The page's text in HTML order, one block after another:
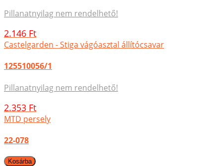
Pillanatnyilag nem rendelhető!
2.146 Ft
Castelgarden - Stiga vágóasztal állítócsavar
125510056/1
Pillanatnyilag nem rendelhető!
2.353 Ft
MTD persely
22-078